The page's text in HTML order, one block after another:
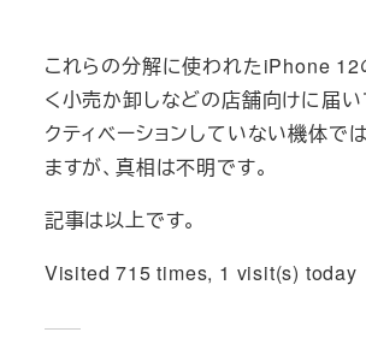
これらの分解に使われたiPhone 12
く小売か卸しなどの店舗向けに届い
クティベーションしていない機体で
ますが、真相は不明です。
記事は以上です。
Visited 715 times, 1 visit(s) today